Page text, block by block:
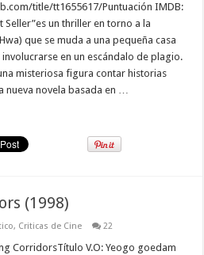
title/tt1655617/Puntuación IMDB:
Seller”es un thriller en torno a la
que se muda a una pequeña casa
en un escándalo de plagio.
misteriosa figura contar historias
nueva novela basada en …
(1998)
, Criticas de Cine 22
CorridorsTítulo V.O: Yeogo goedam